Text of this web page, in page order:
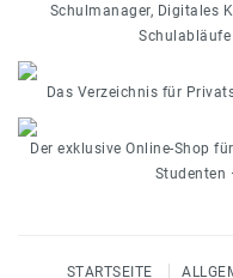
Schulmanager, Digitales
Das Verzeichnis für
Der exklusive Online-Shop
Studenten
STARTSEITE